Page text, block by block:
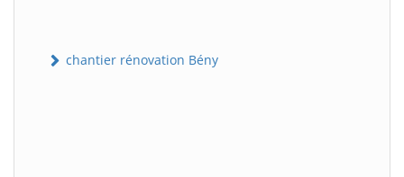
chantier rénovation Bény